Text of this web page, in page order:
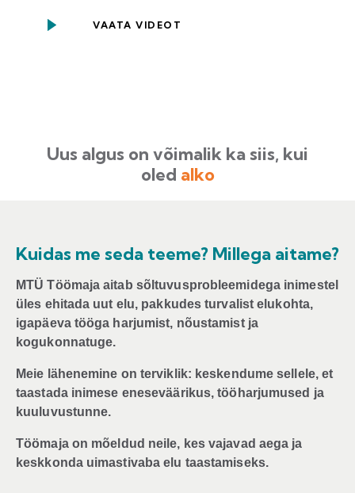
VAATA VIDEOT
Uus algus on võimalik ka siis, kui
oledalkosõltlane
Kuidas me seda teeme? Millega aitame?
MTÜ Töömaja aitab sõltuvusprobleemidega inimestel
üles ehitada uut elu, pakkudes turvalist elukohta,
igapäeva tööga harjumist, nõustamist ja
kogukonnatuge.
Meie lähenemine on terviklik: keskendume sellele, et
taastada inimese eneseväärikus, tööharjumused ja
kuuluvustunne.
Töömaja on mõeldud neile, kes vajavad aega ja
keskkonda uimastivaba elu taastamiseks.